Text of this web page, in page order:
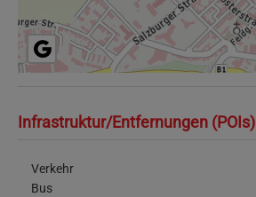
Infrastruktur/Entfernungen (POIs)
Verkehr
Bus